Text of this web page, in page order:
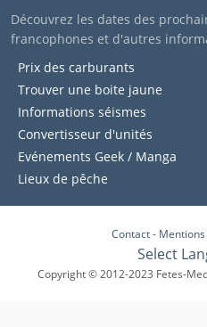
Découvrez les dates des
francophones et d'autres
Prix des carburants
Trouver une boite jaune
Informations séismes
Convertisseur d'unités
Evénements Geek / Manga
Lieux de pêche
Contact- Mentions
Select
Copyright © 2012-2023 Fetes-